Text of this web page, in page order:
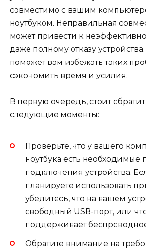
совместимо с вашим
ноутбуком. Неправильная
может привести к
даже полному отказу
поможет вам избежать таких
сэкономить время и усилия.
В первую очередь, стоит
следующие моменты:
Проверьте, что у вашего
ноутбука есть необходимые
подключения устройства.
планируете использовать
убедитесь, что на вашем
свободный USB-порт, или
поддерживает
Обратите внимание на